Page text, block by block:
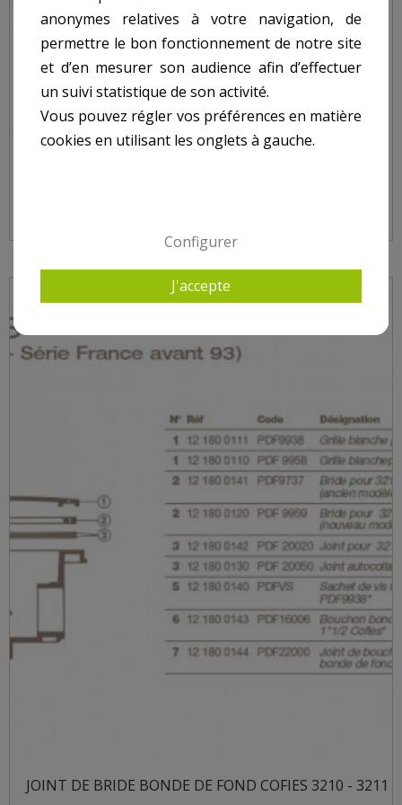
JOINT DE BRIDE BONDE DE FOND COFIES 3210 - 3211
anonymes relatives à votre navigation, de
permettre le bon fonctionnement de notre site
et d’en mesurer son audience afin d’effectuer
un suivi statistique de son activité.
Vous pouvez régler vos préférences en matière
cookies en utilisant les onglets à gauche.
Configurer
J'accepte